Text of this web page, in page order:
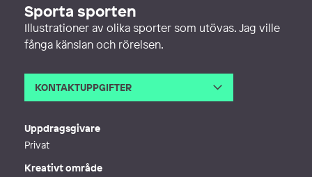
Sporta sporten
Illustrationer av olika sporter som utövas. Jag ville
fånga känslan och rörelsen.
KONTAKTUPPGIFTER
Uppdragsgivare
Privat
Kreativt område